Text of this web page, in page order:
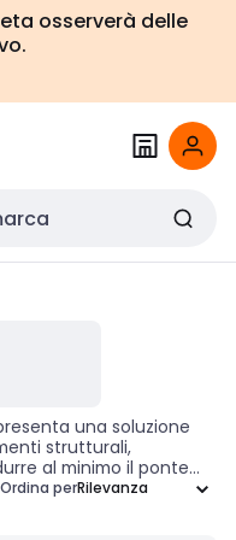
osserverà delle
una soluzione
strutturali,
al minimo il ponte
accessori sono
Ordina per